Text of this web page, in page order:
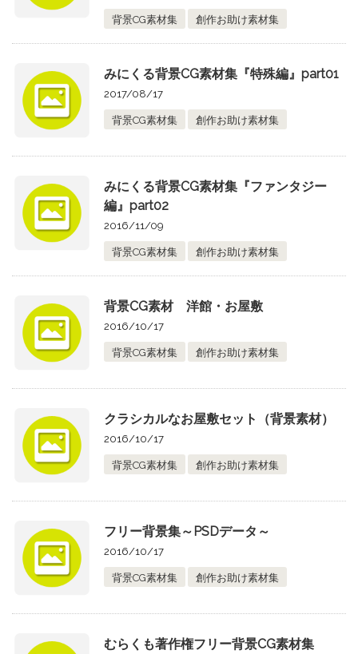
背景CG素材集 創作お助け素材集
みにくる背景CG素材集『特殊編』part01
2017/08/17
背景CG素材集 創作お助け素材集
みにくる背景CG素材集『ファンタジー
編』part02
2016/11/09
背景CG素材集 創作お助け素材集
背景CG素材 洋館・お屋敷
2016/10/17
背景CG素材集 創作お助け素材集
クラシカルなお屋敷セット（背景素材）
2016/10/17
背景CG素材集 創作お助け素材集
フリー背景集～PSDデータ～
2016/10/17
背景CG素材集 創作お助け素材集
むらくも著作権フリー背景CG素材集